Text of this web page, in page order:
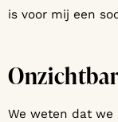
is voor mij een
We weten dat